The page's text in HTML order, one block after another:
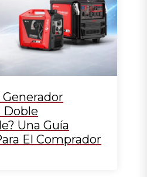
Generador
Doble
Una Guía
El Comprador